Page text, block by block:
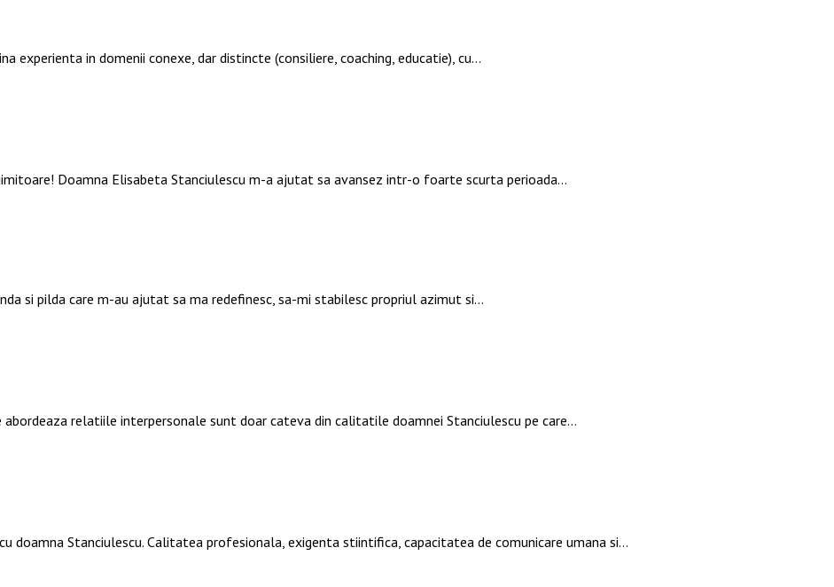
experienta in domenii conexe, dar distincte (consiliere, coaching, educatie), cu…
Doamna Elisabeta Stanciulescu m-a ajutat sa avansez intr-o foarte scurta perioada…
si pilda care m-au ajutat sa ma redefinesc, sa-mi stabilesc propriul azimut si…
relatiile interpersonale sunt doar cateva din calitatile doamnei Stanciulescu pe care…
doamna Stanciulescu. Calitatea profesionala, exigenta stiintifica, capacitatea de comunicare umana si…